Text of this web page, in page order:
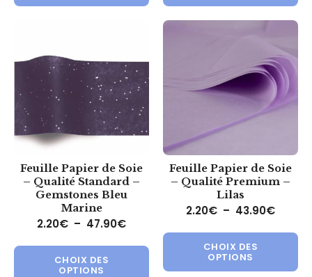
Feuille Papier de Soie
– Qualité Standard –
Gemstones Bleu
Marine
2.20€ – 47.90€Plage de prix : 2.20€ à 47.90€
CHOIX DES
OPTIONS
Ce produit a plusieurs
Feuille Papier de Soie
– Qualité Premium –
Lilas
2.20€ – 43.90€Plage
CHOIX DES
OPTIONS